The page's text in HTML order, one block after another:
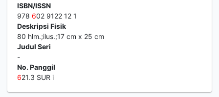
ISBN/ISSN
978 602 9122 12 1
Deskripsi Fisik
80 hlm.;ilus.;17 cm x 25 cm
Judul Seri
-
No. Panggil
621.3 SUR i